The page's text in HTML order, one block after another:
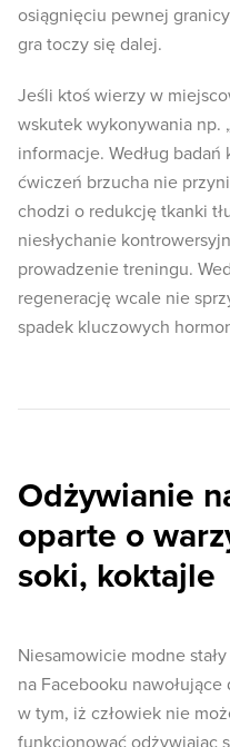
osiągnięciu pewnej
gra toczy się dalej.
Jeśli ktoś wierzy w
wskutek wykonywania np.
informacje. Według
ćwiczeń brzucha nie
chodzi o redukcję tkanki
niesłychanie
prowadzenie treningu.
regenerację wcale nie
spadek kluczowych
Odżywianie
oparte o
soki, koktajle
Niesamowicie modne
na Facebooku
w tym, iż człowiek nie